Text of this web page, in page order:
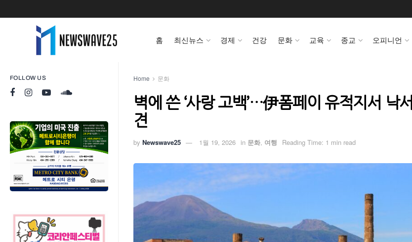
FOLLOW US
홈 최신뉴스 경제 건강 문화 교육 종교 오피니언
Home 문화
벽에 쓴 ‘사랑 고백’…伊폼페이 유적지서 낙
견
by Newswave25 1월 19, 2026 in 문화, 여행 Reading Time: 1 min read